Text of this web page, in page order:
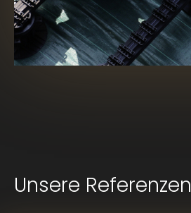
Unsere Referenzen